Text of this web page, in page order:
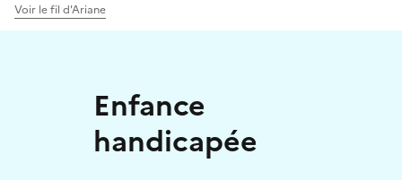
Voir le fil d'Ariane
Enfance
handicapée